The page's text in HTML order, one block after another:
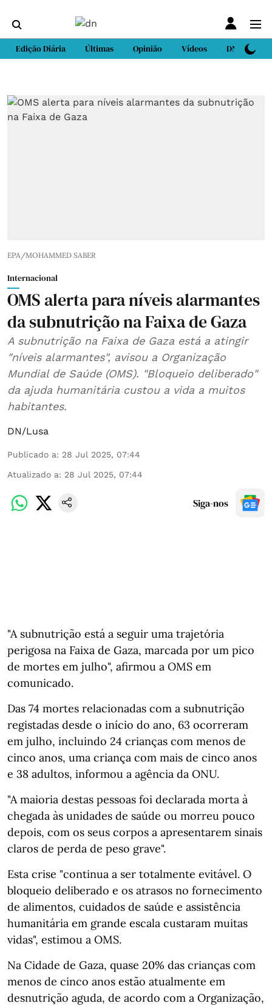
Edição Diária Últimas Opinião Vídeos DN Sport
EPA/MOHAMMED SABER
Internacional
OMS alerta para níveis alarmantes
da subnutrição na Faixa de Gaza
A subnutrição na Faixa de Gaza está a atingir
"níveis alarmantes", avisou a Organização
Mundial de Saúde (OMS). "Bloqueio deliberado"
da ajuda humanitária custou a vida a muitos
habitantes.
DN/Lusa
Publicado a: 28 Jul 2025, 07:44
Atualizado a: 28 Jul 2025, 07:44
Siga-nos
"A subnutrição está a seguir uma trajetória
perigosa na Faixa de Gaza, marcada por um pico
de mortes em julho", afirmou a OMS em
comunicado.
Das 74 mortes relacionadas com a subnutrição
registadas desde o início do ano, 63 ocorreram
em julho, incluindo 24 crianças com menos de
cinco anos, uma criança com mais de cinco anos
e 38 adultos, informou a agência da ONU.
"A maioria destas pessoas foi declarada morta à
chegada às unidades de saúde ou morreu pouco
depois, com os seus corpos a apresentarem sinais
claros de perda de peso grave".
Esta crise "continua a ser totalmente evitável. O
bloqueio deliberado e os atrasos no fornecimento
de alimentos, cuidados de saúde e assistência
humanitária em grande escala custaram muitas
vidas", estimou a OMS.
Na Cidade de Gaza, quase 20% das crianças com
menos de cinco anos estão atualmente em
desnutrição aguda, de acordo com a Organização,